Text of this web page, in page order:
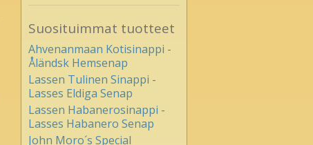
Suosituimmat tuotteet
Ahvenanmaan Kotisinappi -
Åländsk Hemsenap
Lassen Tulinen Sinappi -
Lasses Eldiga Senap
Lassen Habanerosinappi -
Lasses Habanero Senap
John Moro´s Special